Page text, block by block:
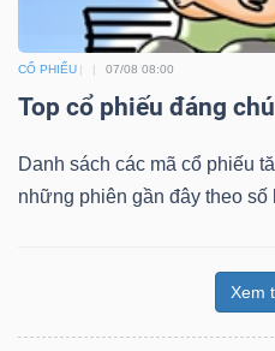
CỔ PHIẾU 07/08 08:00
Top cổ phiếu đáng
Danh sách các mã cổ phiếu
những phiên gần đây theo số
Xem